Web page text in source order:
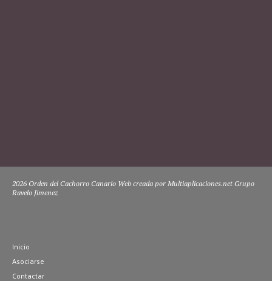
2026 Orden del Cachorro Canario Web creada por Multiaplicaciones.net Grupo
Ravelo Jimenez
Inicio
Asociarse
Contactar